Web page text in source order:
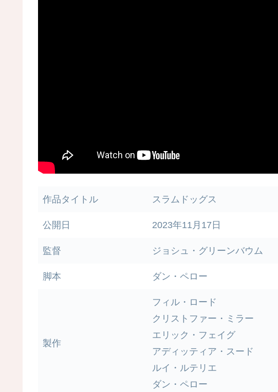
作品タイトル スラムドッグス
公開日 2023年11月17日
監督 ジョシュ・グリーンバウム
脚本 ダン・ペロー
製作
フィル・ロード
クリストファー・ミラー
エリック・フェイグ
アディッティア・スード
ルイ・ルテリエ
ダン・ペロー